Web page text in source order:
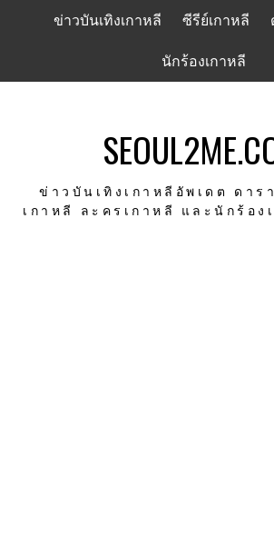
ข่าวบันเทิงเกาหลี ซีรีย์เกาหลี
นักร้องเกาหลี
ข่าวบันเทิงเกาหลีอัพเดต ดาร
เกาหลี ละครเกาหลี และนักร้อง